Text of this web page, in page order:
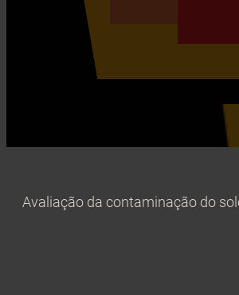
Avaliação da contaminação do